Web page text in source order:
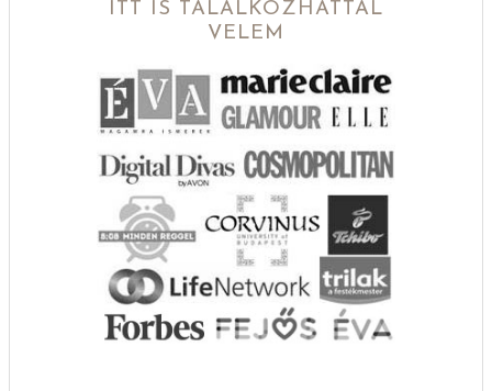
ITT IS TALÁLKOZHATTÁL
VELEM